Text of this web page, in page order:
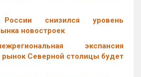
снизился уровень
новостроек
экспансия
рынок Северной столицы будет